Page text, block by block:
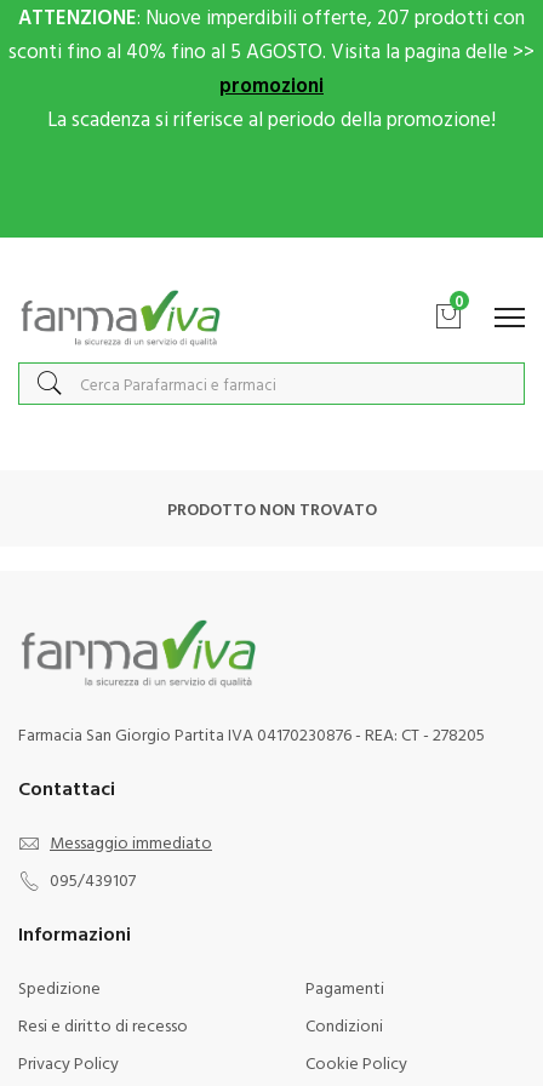
ATTENZIONE: Nuove imperdibili offerte, 207 prodotti con
sconti fino al 40% fino al 5 AGOSTO. Visita la pagina delle >>
promozioni
La scadenza si riferisce al periodo della promozione!
0
PRODOTTO NON TROVATO
Farmacia San Giorgio Partita IVA 04170230876 - REA: CT - 278205
Contattaci
Messaggio immediato
095/439107
Informazioni
Spedizione
Pagamenti
Resi e diritto di recesso
Condizioni
Privacy Policy
Cookie Policy